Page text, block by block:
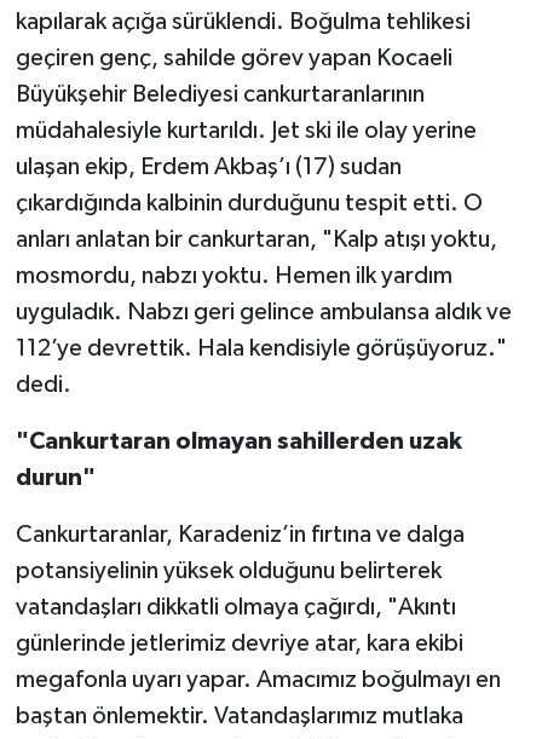
kapılarak açığa sürüklendi. Boğulma tehlikesi
geçiren genç, sahilde görev yapan Kocaeli
Büyükşehir Belediyesi cankurtaranlarının
müdahalesiyle kurtarıldı. Jet ski ile olay yerine
ulaşan ekip, Erdem Akbaş’ı (17) sudan
çıkardığında kalbinin durduğunu tespit etti. O
anları anlatan bir cankurtaran, "Kalp atışı yoktu,
mosmordu, nabzı yoktu. Hemen ilk yardım
uyguladık. Nabzı geri gelince ambulansa aldık ve
112’ye devrettik. Hala kendisiyle görüşüyoruz."
dedi.
"Cankurtaran olmayan sahillerden uzak
durun"
Cankurtaranlar, Karadeniz’in fırtına ve dalga
potansiyelinin yüksek olduğunu belirterek
vatandaşları dikkatli olmaya çağırdı, "Akıntı
günlerinde jetlerimiz devriye atar, kara ekibi
megafonla uyarı yapar. Amacımız boğulmayı en
baştan önlemektir. Vatandaşlarımız mutlaka